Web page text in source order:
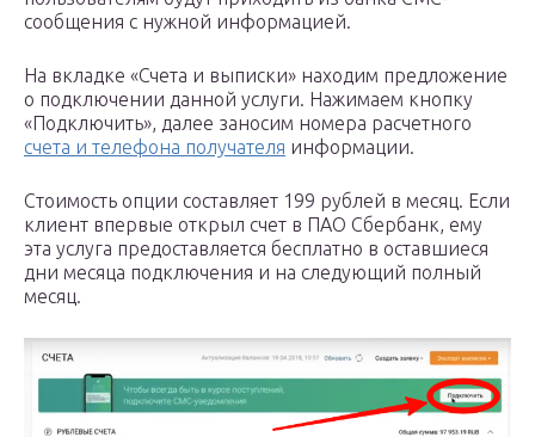
сообщения с нужной информацией.
На вкладке «Счета и выписки» находим предложение
о подключении данной услуги. Нажимаем кнопку
«Подключить», далее заносим номера расчетного
счета и телефона получателя информации.
Стоимость опции составляет 199 рублей в месяц. Если
клиент впервые открыл счет в ПАО Сбербанк, ему
эта услуга предоставляется бесплатно в оставшиеся
дни месяца подключения и на следующий полный
месяц.